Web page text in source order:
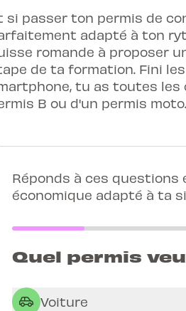
si passer ton permis de
adapté à ton
romande à proposer
de ta formation. Fini
tu as toutes les
B ou d'un permis moto.
Réponds à ces
économique adapté à ta
Quel permis
Voiture